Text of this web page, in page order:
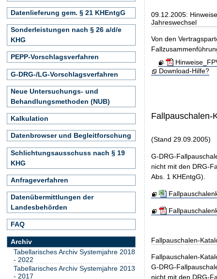
09.12.2005:
Jahreswechsel
Von den
Download-Hilfe?
Fallpauschalen-
(Stand 29.09.2005)
G-DRG-
nicht mit den DRG-
Abs. 1 KHEntgG).
Fallpauschalen-
Fallpauschalen-
G-DRG-
nicht mit den DRG-
Datenlieferung gem. § 21 KHEntgG
Sonderleistungen nach § 26 a/d/e
KHG
PEPP-Vorschlagsverfahren
G-DRG-/LG-Vorschlagsverfahren
Neue Untersuchungs- und
Behandlungsmethoden (NUB)
Kalkulation
Datenbrowser und Begleitforschung
Schlichtungsausschuss nach § 19
KHG
Anfrageverfahren
Datenübermittlungen der
Landesbehörden
FAQ
Archiv
Tabellarisches Archiv Systemjahre 2018
- 2022
Tabellarisches Archiv Systemjahre 2013
- 2017